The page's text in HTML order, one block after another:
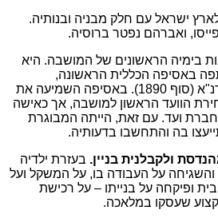
ישראל עם חלק מבניה ובנותיה.
ואברהם נפטר ברוסיה.
בימיה הראשונים של המושבה. היא
באסיפה הכללית הראשונה,
המייסדת, בי"ט בכסלו, תרנ"א (סוף 1890). באסיפה השמיעה את
הוועד הראשון למושבה, אך כאישה
ועד. עם זאת, הייתה המבוגרת
בה והתחשבו בדעותיה.
ולקבלנית בניין. בעזרת ילדיה
על העבודה בו, על המשקל ועל
ופיקחה על בנייתו – על רכישת
שעסקו במלאכה.